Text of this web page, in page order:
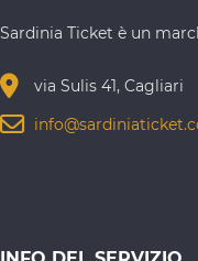
Sardinia Ticket è un
via Sulis 41, Cagliari